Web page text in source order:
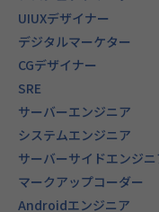
UIUXデザイナー
デジタルマーケター
CGデザイナー
SRE
サーバーエンジニア
システムエンジニア
サーバーサイドエンジニ
マークアップコーダー
Androidエンジニア